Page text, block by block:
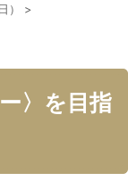
>
〉を目指